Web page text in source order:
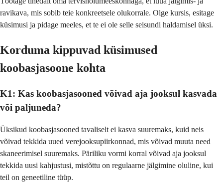
ravikava, mis sobib teie konkreetsele olukorrale. Olge kursis, esitage
küsimusi ja pidage meeles, et te ei ole selle seisundi haldamisel üksi.
Korduma kippuvad küsimused
koobasjasoone kohta
K1: Kas koobasjasooned võivad aja jooksul kasvada
või paljuneda?
Üksikud koobasjasooned tavaliselt ei kasva suuremaks, kuid neis
võivad tekkida uued verejooksupiirkonnad, mis võivad muuta need
skaneerimisel suuremaks. Päriliku vormi korral võivad aja jooksul
tekkida uusi kahjustusi, mistõttu on regulaarne jälgimine oluline, kui
teil on geneetiline tüüp.